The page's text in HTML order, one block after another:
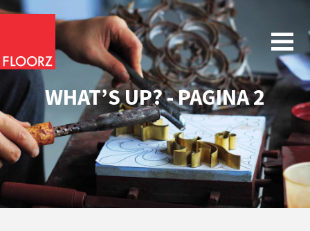
WHAT’S UP? - PAGINA 2